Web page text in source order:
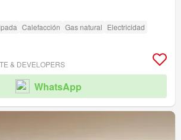
Calefacción Gas natural Electricidad
& DEVELOPERS
WhatsApp